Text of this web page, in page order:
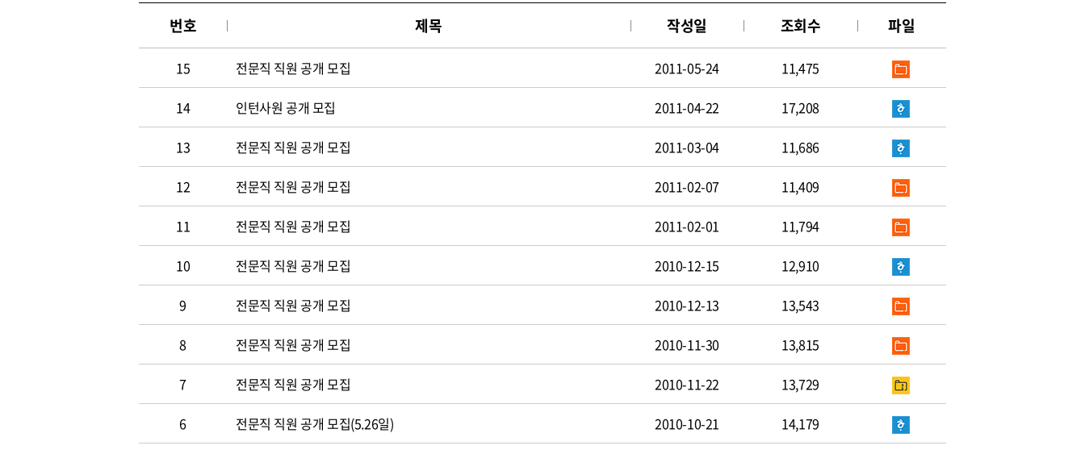
번호 제목 작성일 조회수 파일
15 전문직 직원 공개 모집 2011-05-24 11,475
14 인턴사원 공개 모집 2011-04-22 17,208
13 전문직 직원 공개 모집 2011-03-04 11,686
12 전문직 직원 공개 모집 2011-02-07 11,409
11 전문직 직원 공개 모집 2011-02-01 11,794
10 전문직 직원 공개 모집 2010-12-15 12,910
9 전문직 직원 공개 모집 2010-12-13 13,543
8 전문직 직원 공개 모집 2010-11-30 13,815
7 전문직 직원 공개 모집 2010-11-22 13,729
6 전문직 직원 공개 모집(5.26일) 2010-10-21 14,179